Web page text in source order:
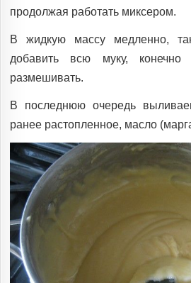
продолжая работать миксером.
В жидкую массу медленно, так
добавить всю муку,
размешивать.
В последнюю очередь
ранее растопленное, масло